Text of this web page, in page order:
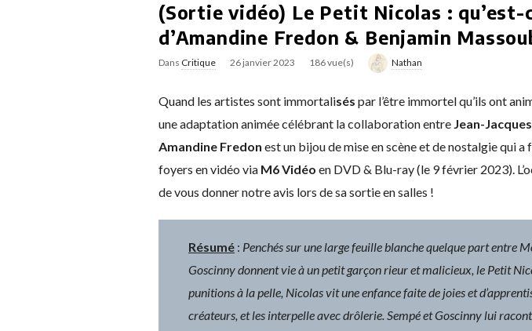
(Sortie vidéo) Le Petit Nicolas : qu’est-
d’Amandine Fredon & Benjamin
Dans Critique 26 janvier 2023 186 vue(s) Nathan
Quand les artistes sont immortalisés par l’être immortel qu’ils ont
une adaptation animée célébrant la collaboration entre Jean-
Amandine Fredon est un bijou de mise en scène et de nostalgie qui
foyers en vidéo via M6 Vidéo en DVD & Blu-ray (le 9 février 2023).
de vous donner notre avis lors de sa sortie en salles !
Résumé : Penchés sur une large feuille blanche quelque part entre
Goscinny donnent vie à un petit garçon rieur et malicieux, le Petit
punitions à la pelle, Nicolas vit une enfance faite de joies et
créateurs, et les interpelle avec drôlerie. Sempé et Goscinny lui